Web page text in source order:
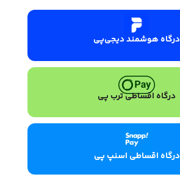
درگاه هوشمند دیجی‌پی
درگاه اقساطی ترب پی
درگاه اقساطی اسنپ پی